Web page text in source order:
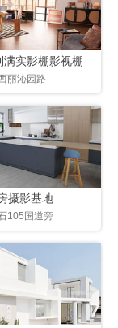
满实影棚影视棚
丽沁园路
摄影基地
105国道旁